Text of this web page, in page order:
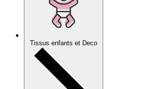
Tissus enfants et Deco